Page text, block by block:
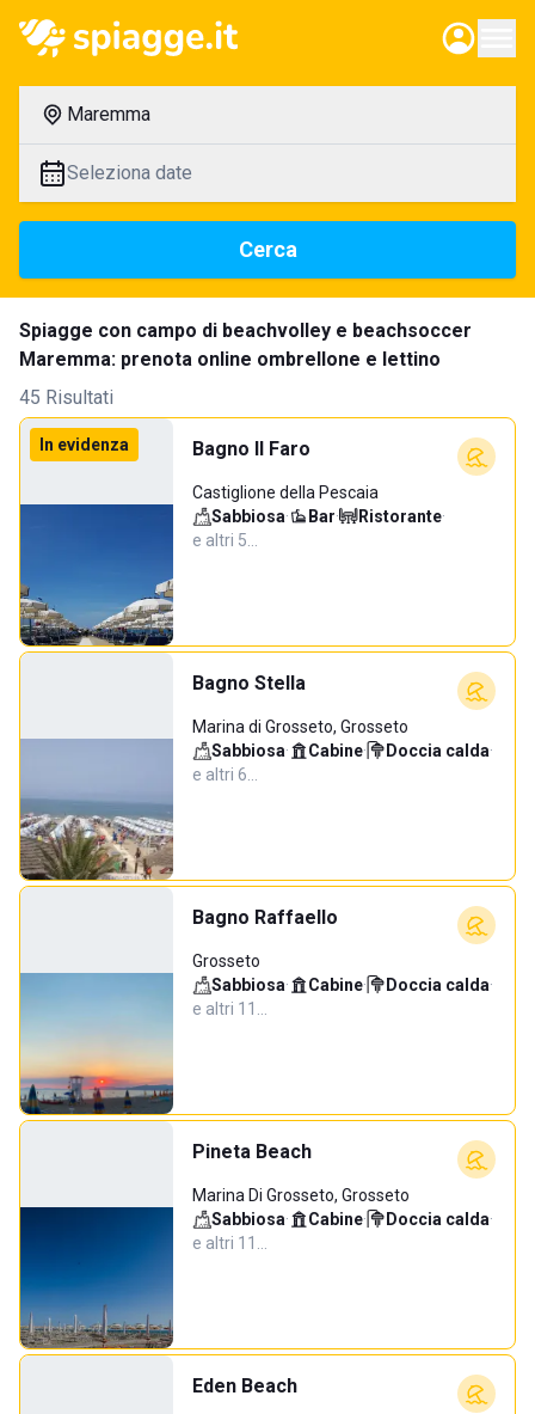
Maremma
Seleziona date
Cerca
Spiagge con campo di beachvolley e beachsoccer
Maremma: prenota online ombrellone e lettino
45 Risultati
In evidenza Bagno Il Faro
Castiglione della Pescaia
Sabbiosa· Bar· Ristorante·
e altri 5…
Bagno Stella
Marina di Grosseto, Grosseto
Sabbiosa· Cabine· Doccia calda·
e altri 6…
Bagno Raffaello
Grosseto
Sabbiosa· Cabine· Doccia calda·
e altri 11…
Pineta Beach
Marina Di Grosseto, Grosseto
Sabbiosa· Cabine· Doccia calda·
e altri 11…
Eden Beach